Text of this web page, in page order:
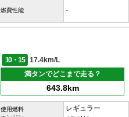
燃費性能 -
10・15
17.4km/L
満タンでどこまで走る？
643.8km
使用燃料
レギュラー